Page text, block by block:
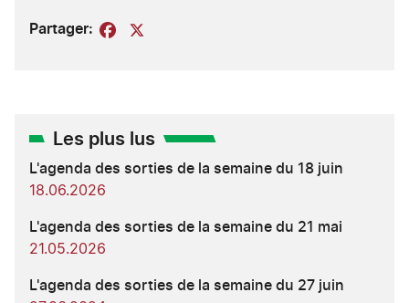
Partager: Facebook
Les plus lus
L'agenda des sorties de la semaine du 18 juin
18.06.2026
L'agenda des sorties de la semaine du 21 mai
21.05.2026
L'agenda des sorties de la semaine du 27 juin